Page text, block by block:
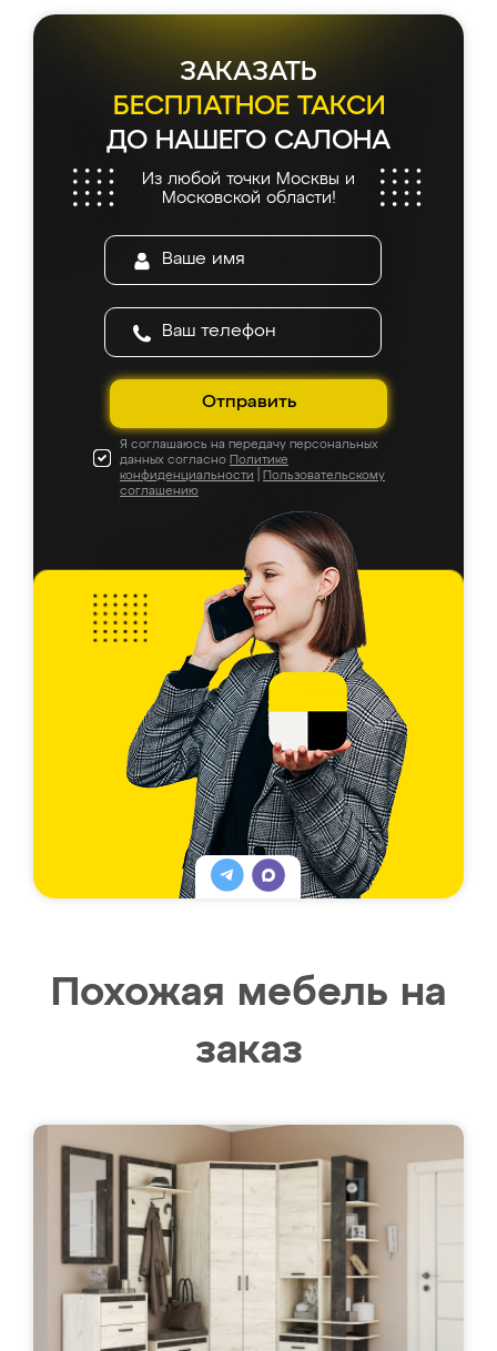
ЗАКАЗАТЬ
БЕСПЛАТНОЕ ТАКСИ
ДО НАШЕГО САЛОНА
Из любой точки Москвы и
Московской области!
Отправить
Я соглашаюсь на передачу персональных
данных согласно Политике
конфиденциальности
Пользовательскому
соглашению
Похожая мебель на
заказ